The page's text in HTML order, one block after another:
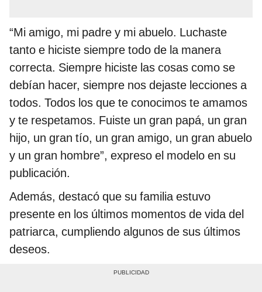
“Mi amigo, mi padre y mi abuelo. Luchaste
tanto e hiciste siempre todo de la manera
correcta. Siempre hiciste las cosas como se
debían hacer, siempre nos dejaste lecciones a
todos. Todos los que te conocimos te amamos
y te respetamos. Fuiste un gran papá, un gran
hijo, un gran tío, un gran amigo, un gran abuelo
y un gran hombre”, expreso el modelo en su
publicación.
Además, destacó que su familia estuvo
presente en los últimos momentos de vida del
patriarca, cumpliendo algunos de sus últimos
deseos.